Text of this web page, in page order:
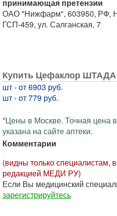
принимающая претензии
ОАО "Нижфарм", 603950, РФ,
ГСП-459, ул. Салганская, 7
Купить Цефаклор ШТАДА
шт - от 6903 руб.
шт - от 779 руб.
*Цены в Москве. Точная цена
указана на сайте аптеки.
Комментарии
(видны только
редакцией МЕДИ РУ)
Если Вы медицинский
зарегистрируйтесь